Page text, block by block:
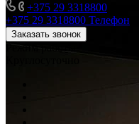
+375 29 3318800
+375 29 3318800 Телефон
Заказать звонок
Режим работы